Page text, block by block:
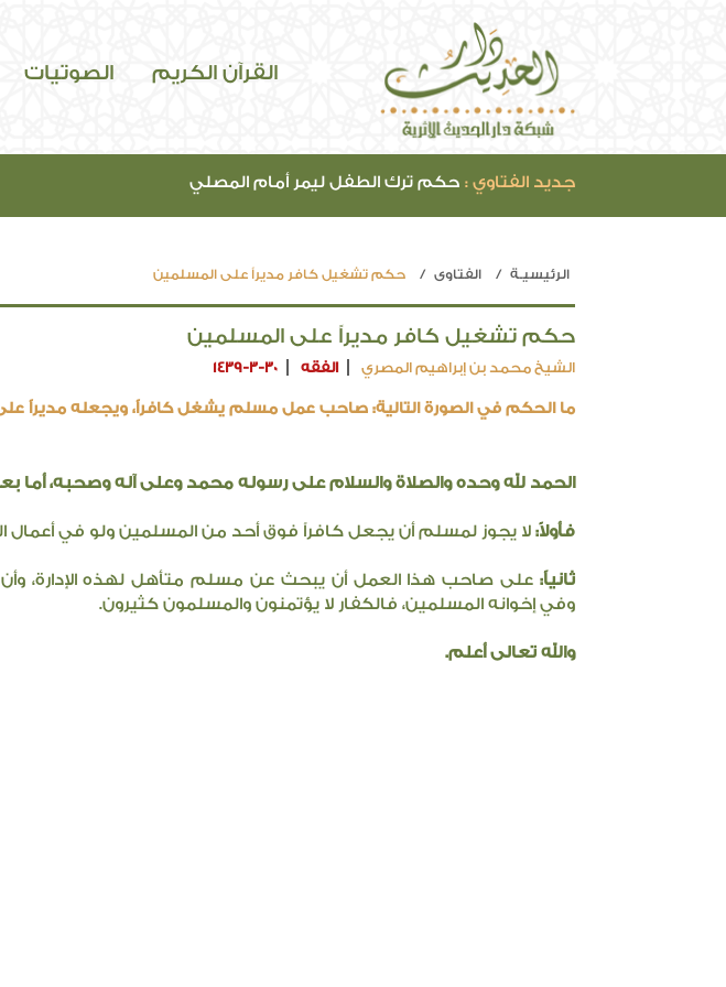
القرآن الكريم الصوتيات
جديد الفتاوي : حكم ترك الطفل ليمر أمام المصلي
الرئيسيـة الفتاوي حكم تشغيل كافر مديراً على المسلمين
حكم تشغيل كافر مديراً على المسلمين
الشيخ محمد بن إبراهيم المصري الفقه 1439-3-30
ما الحكم في الصورة التالية: صاحب عمل مسلم يشغل كافراً، ويجعله مديراً
الحمد لله وحده والصلاة والسلام على رسوله محمد وعلى آله وصحبه، أما
فأولاً: لا يجوز لمسلم أن يجعل كافراً فوق أحد من المسلمين ولو في أعمال
ثانياً: على صاحب هذا العمل أن يبحث عن مسلم متأهل لهذه الإدارة،
وفي إخوانه المسلمين، فالكفار لا يؤتمنون والمسلمون كثيرون.
والله تعالى أعلم.